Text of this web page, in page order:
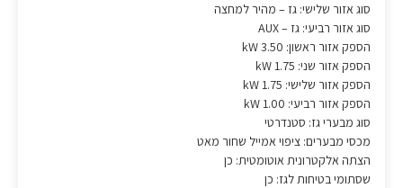
סוג אזור שלישי: גז – מהיר למחצה
סוג אזור רביעי: גז – AUX
הספק אזור ראשון: 3.50 kW
הספק אזור שני: 1.75 kW
הספק אזור שלישי: 1.75 kW
הספק אזור רביעי: 1.00 kW
סוג מבערי גז: סטנדרטי
מכסי מבערים: ציפוי אמייל שחור מאט
הצתה אלקטרונית אוטומטית: כן
שסתומי בטיחות לגז: כן